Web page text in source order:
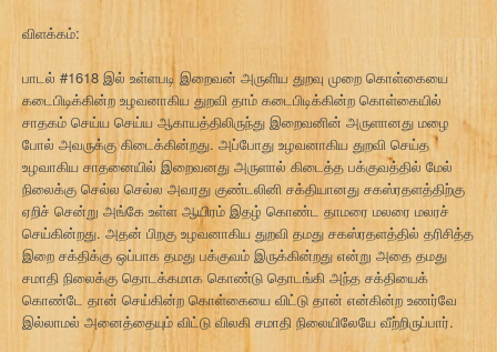
விளக்கம்:
பாடல் #1618 இல் உள்ளபடி இறைவன் அருளிய துறவு முறை கொள்கையை
கடைபிடிக்கின்ற உழவனாகிய துறவி தாம் கடைபிடிக்கின்ற கொள்கையில்
சாதகம் செய்ய செய்ய ஆகாயத்திலிருந்து இறைவனின் அருளானது மழை
போல் அவருக்கு கிடைக்கின்றது. அப்போது உழவனாகிய துறவி செய்த
உழவாகிய சாதனையில் இறைவனது அருளால் கிடைத்த பக்குவத்தில் மேல்
நிலைக்கு செல்ல செல்ல அவரது குண்டலினி சக்தியானது சகஸ்ரதளத்திற்கு
ஏறிச் சென்று அங்கே உள்ள ஆயிரம் இதழ் கொண்ட தாமரை மலரை மலரச்
செய்கின்றது. அதன் பிறகு உழவனாகிய துறவி தமது சகஸ்ரதளத்தில் தரிசித்த
இறை சக்திக்கு ஒப்பாக தமது பக்குவம் இருக்கின்றது என்று அதை தமது
சமாதி நிலைக்கு தொடக்கமாக கொண்டு தொடங்கி அந்த சக்தியைக்
கொண்டே தான் செய்கின்ற கொள்கையை விட்டு தான் என்கின்ற உணர்வே
இல்லாமல் அனைத்தையும் விட்டு விலகி சமாதி நிலையிலேயே வீற்றிருப்பார்.